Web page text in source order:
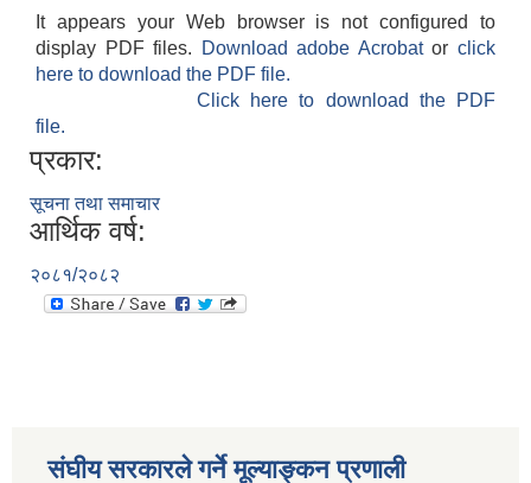
It appears your Web browser is not configured to
display PDF files.
Download adobe Acrobatorclick
here to download the PDF file.
Click here to download the PDF
file.
प्रकार:
सूचना तथा समाचार
आर्थिक वर्ष:
२०८१/२०८२
संघीय सरकारले गर्ने मूल्याङ्कन प्रणाली